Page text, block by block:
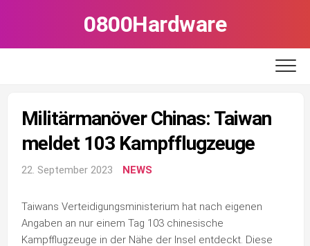
0800Hardware
Militärmanöver Chinas: Taiwan
meldet 103 Kampfflugzeuge
22. September 2023 NEWS
Taiwans Verteidigungsministerium hat nach eigenen
Angaben an nur einem Tag 103 chinesische
Kampfflugzeuge in der Nähe der Insel entdeckt. Diese